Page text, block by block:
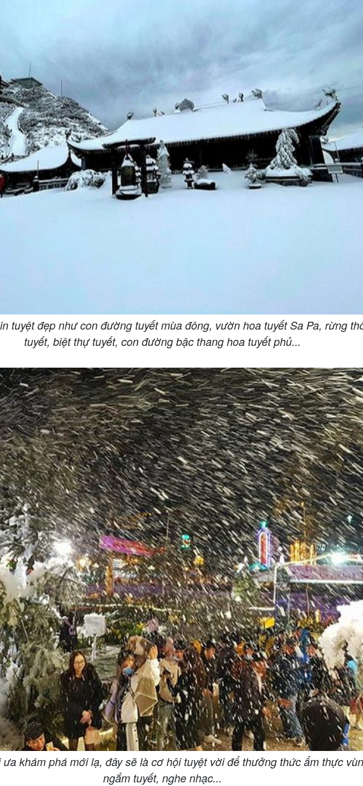
tuyệt đẹp như con đường tuyết mùa đông, vườn hoa tuyết Sa Pa, rừng
tuyết, biệt thự tuyết, con đường bậc thang hoa tuyết phủ...
khám phá mới lạ, đây sẽ là cơ hội tuyệt vời để thưởng thức ẩm thực
ngắm tuyết, nghe nhạc...